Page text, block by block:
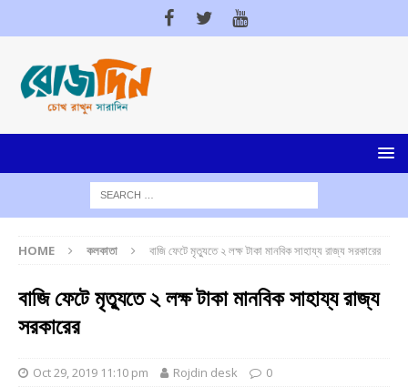
HOME কলকাতা বাজি ফেটে মৃত্যুতে ২ লক্ষ টাকা মানবিক সাহায্য রাজ্য সরকারের
বাজি ফেটে মৃত্যুতে ২ লক্ষ টাকা মানবিক সাহায্য রাজ্য
সরকারের
Oct 29, 2019 11:10 pm Rojdin desk 0